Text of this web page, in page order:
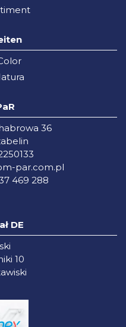
36
par.com.pl
469 288
DE
10